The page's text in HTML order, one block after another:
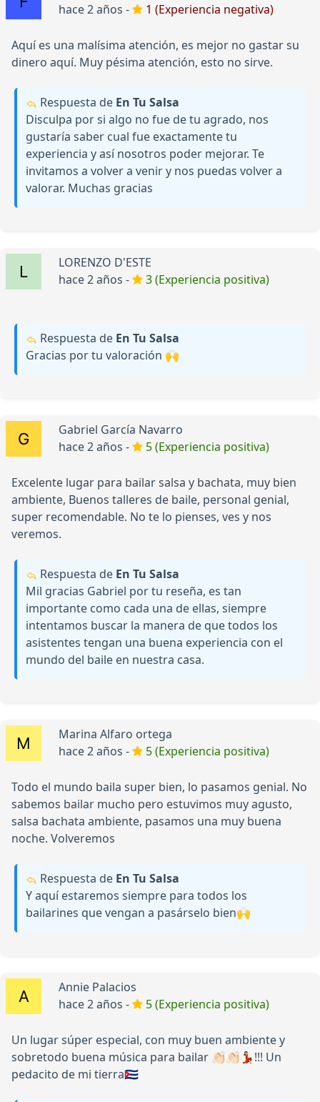
hace 2 años -
1 (Experiencia negativa)
Aquí es una malísima atención, es mejor no gastar su
dinero aquí. Muy pésima atención, esto no sirve.
Respuesta de En Tu Salsa
Disculpa por si algo no fue de tu agrado, nos
gustaría saber cual fue exactamente tu
experiencia y así nosotros poder mejorar. Te
invitamos a volver a venir y nos puedas volver a
valorar. Muchas gracias
LORENZO D'ESTE
hace 2 años -
3 (Experiencia positiva)
Respuesta de En Tu Salsa
Gracias por tu valoración 🙌
Gabriel García Navarro
hace 2 años -
5 (Experiencia positiva)
Excelente lugar para bailar salsa y bachata, muy bien
ambiente, Buenos talleres de baile, personal genial,
super recomendable. No te lo pienses, ves y nos
veremos.
Respuesta de En Tu Salsa
Mil gracias Gabriel por tu reseña, es tan
importante como cada una de ellas, siempre
intentamos buscar la manera de que todos los
asistentes tengan una buena experiencia con el
mundo del baile en nuestra casa.
Marina Alfaro ortega
hace 2 años -
5 (Experiencia positiva)
Todo el mundo baila super bien, lo pasamos genial. No
sabemos bailar mucho pero estuvimos muy agusto,
salsa bachata ambiente, pasamos una muy buena
noche. Volveremos
Respuesta de En Tu Salsa
Y aquí estaremos siempre para todos los
bailarines que vengan a pasárselo bien🙌
Annie Palacios
hace 2 años -
5 (Experiencia positiva)
Un lugar súper especial, con muy buen ambiente y
sobretodo buena música para bailar 👏🏻👏🏻💃🏻!!! Un
pedacito de mi tierra🇨🇺